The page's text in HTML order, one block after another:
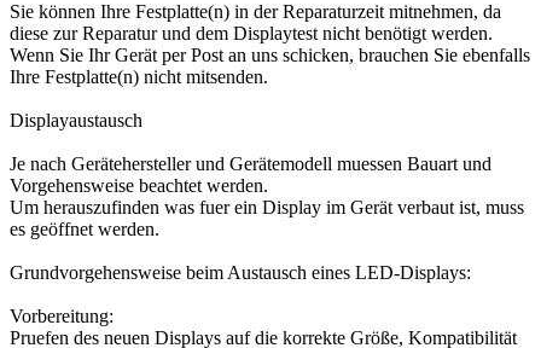
Sie können Ihre Festplatte(n) in der Reparaturzeit mitnehmen, da
diese zur Reparatur und dem Displaytest nicht benötigt werden.
Wenn Sie Ihr Gerät per Post an uns schicken, brauchen Sie ebenfalls
Ihre Festplatte(n) nicht mitsenden.
Displayaustausch
Je nach Gerätehersteller und Gerätemodell muessen Bauart und
Vorgehensweise beachtet werden.
Um herauszufinden was fuer ein Display im Gerät verbaut ist, muss
es geöffnet werden.
Grundvorgehensweise beim Austausch eines LED-Displays:
Vorbereitung:
Pruefen des neuen Displays auf die korrekte Größe, Kompatibilität